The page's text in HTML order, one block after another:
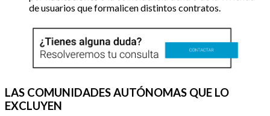
de usuarios que formalicen distintos contratos.
LAS COMUNIDADES AUTÓNOMAS QUE LO
EXCLUYEN